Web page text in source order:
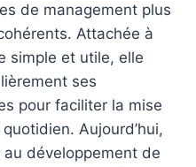
de management plus
Attachée à
simple et utile, elle
ses
pour faciliter la mise
Aujourd’hui,
développement de